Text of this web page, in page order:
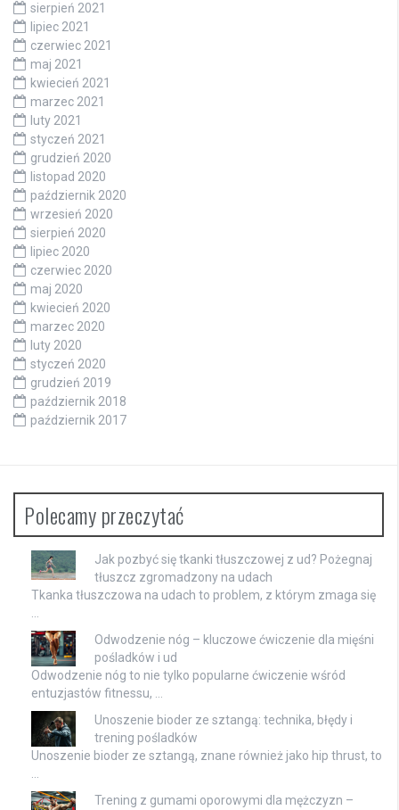
sierpień 2021
lipiec 2021
czerwiec 2021
maj 2021
kwiecień 2021
marzec 2021
luty 2021
styczeń 2021
grudzień 2020
listopad 2020
październik 2020
wrzesień 2020
sierpień 2020
lipiec 2020
czerwiec 2020
maj 2020
kwiecień 2020
marzec 2020
luty 2020
styczeń 2020
grudzień 2019
październik 2018
październik 2017
Polecamy przeczytać
Jak pozbyć się tkanki tłuszczowej z ud? Pożegnaj
tłuszcz zgromadzony na udach
Tkanka tłuszczowa na udach to problem, z którym zmaga się
…
Odwodzenie nóg – kluczowe ćwiczenie dla mięśni
pośladków i ud
Odwodzenie nóg to nie tylko popularne ćwiczenie wśród
entuzjastów fitnessu, …
Unoszenie bioder ze sztangą: technika, błędy i
trening pośladków
Unoszenie bioder ze sztangą, znane również jako hip thrust, to
…
Trening z gumami oporowymi dla mężczyzn –